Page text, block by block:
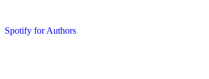
Spotify for Authors